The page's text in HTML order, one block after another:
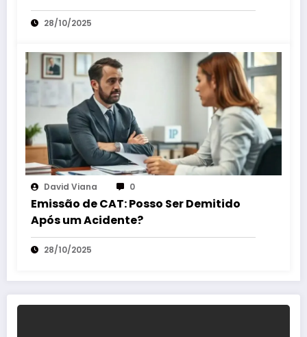
28/10/2025
David Viana 0
Emissão de CAT: Posso Ser Demitido
Após um Acidente?
28/10/2025